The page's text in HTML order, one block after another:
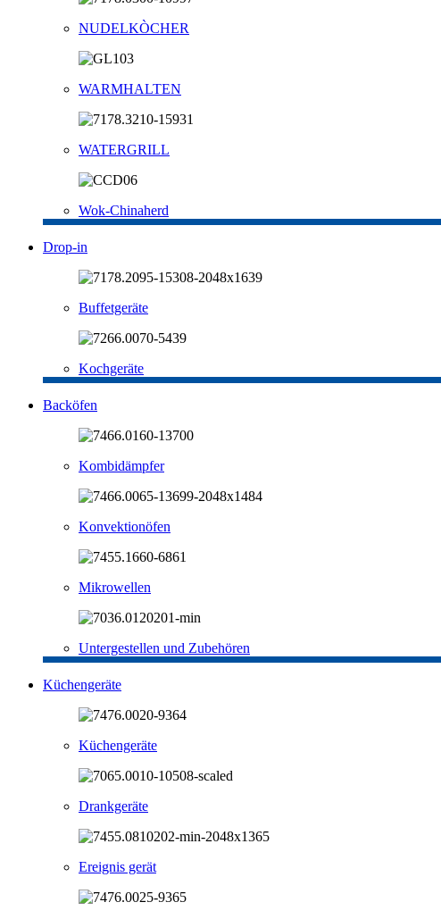
NUDELKÒCHER
WARMHALTEN
WATERGRILL
Wok-Chinaherd
Drop-in
Buffetgeräte
Kochgeräte
Backöfen
Kombidämpfer
Konvektionöfen
Mikrowellen
Untergestellen und Zubehören
Küchengeräte
Küchengeräte
Drankgeräte
Ereignis gerät